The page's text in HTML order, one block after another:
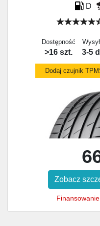
D
Dostępność
>16 szt. 3-5
Dodaj czujnik
Zobacz